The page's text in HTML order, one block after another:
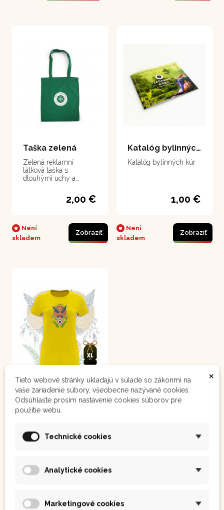
Taška zelená
Zelená reklamní
látková taška s
dlouhými uchy a
2,00 €
Není
skladem
Zobraziť
Katalóg bylinných kúr
Katalóg bylinných kúr
1,00 €
Není
skladem
Zobraziť
Trička Inca Botanica
Rituály pre dušu
×
Tieto webové stránky ukladajú v súlade so zákonmi na
vaše zariadenie súbory, všeobecne nazývané cookies.
Odsúhlaste prosím nastavenie cookies súborov pre
použitie webu.
Technické cookies
Analytické cookies
Marketingové cookies